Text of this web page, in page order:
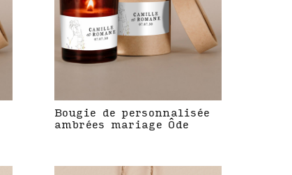
Bougie de personnalisée
ambrées mariage Ôde